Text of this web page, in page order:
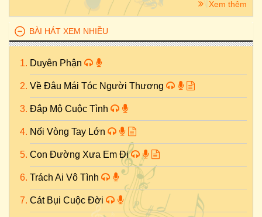
Xem thêm
BÀI HÁT XEM NHIỀU
Duyên Phận
Về Đâu Mái Tóc Người Thương
Đắp Mộ Cuộc Tình
Nối Vòng Tay Lớn
Con Đường Xưa Em Đi
Trách Ai Vô Tình
Cát Bụi Cuộc Đời